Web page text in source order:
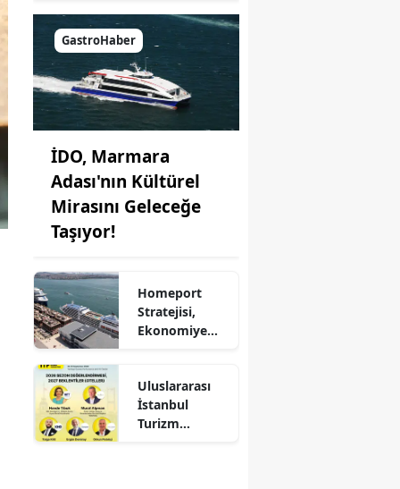
GastroHaber
İDO, Marmara
Adası'nın Kültürel
Mirasını Geleceğe
Taşıyor!
Homeport
Stratejisi,
Ekonomiye
Sağlıyor!
Uluslararası
İstanbul
Turizm